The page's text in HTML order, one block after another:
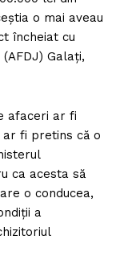
o mai aveau
încheiat cu
Galați,
afaceri ar fi
fi pretins că o
ca acesta să
o conducea,
a